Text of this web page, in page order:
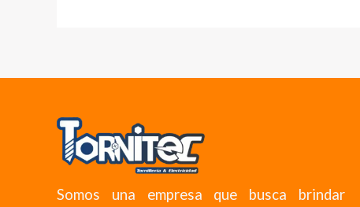
Somos una empresa que busca brindar